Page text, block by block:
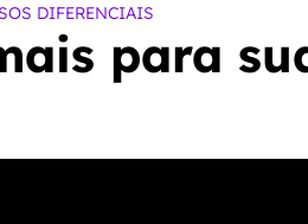
DIFERENCIAIS
para